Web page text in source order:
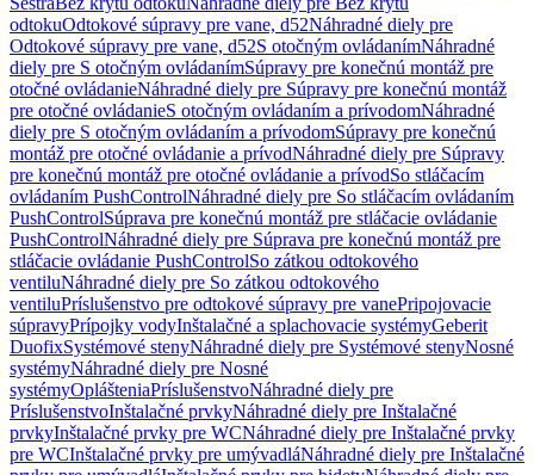
odtokuOdtokové súpravy pre vane, d52Náhradné diely pre
Odtokové súpravy pre vane, d52S otočným ovládanímNáhradné
diely pre S otočným ovládanímSúpravy pre konečnú montáž pre
otočné ovládanieNáhradné diely pre Súpravy pre konečnú montáž
pre otočné ovládanieS otočným ovládaním a prívodomNáhradné
diely pre S otočným ovládaním a prívodomSúpravy pre konečnú
montáž pre otočné ovládanie a prívodNáhradné diely pre Súpravy
pre konečnú montáž pre otočné ovládanie a prívodSo stláčacím
ovládaním PushControlNáhradné diely pre So stláčacím ovládaním
PushControlSúprava pre konečnú montáž pre stláčacie ovládanie
PushControlNáhradné diely pre Súprava pre konečnú montáž pre
stláčacie ovládanie PushControlSo zátkou odtokového
ventiluNáhradné diely pre So zátkou odtokového
ventiluPríslušenstvo pre odtokové súpravy pre vanePripojovacie
súpravyPrípojky vodyInštalačné a splachovacie systémyGeberit
DuofixSystémové stenyNáhradné diely pre Systémové stenyNosné
systémyNáhradné diely pre Nosné
systémyOplášteniaPríslušenstvoNáhradné diely pre
PríslušenstvoInštalačné prvkyNáhradné diely pre Inštalačné
prvkyInštalačné prvky pre WCNáhradné diely pre Inštalačné prvky
pre WCInštalačné prvky pre umývadláNáhradné diely pre Inštalačné